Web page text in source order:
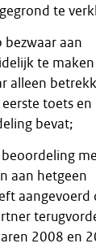
te
aan
te
alleen
toets
bevat;
aan hetgeen
aangevoerd
2008 en